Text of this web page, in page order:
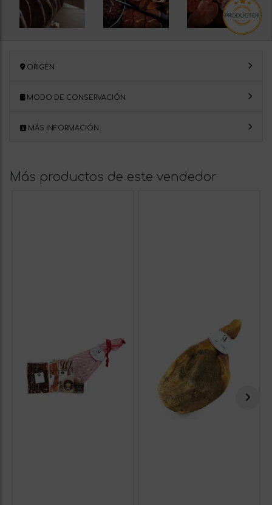
ORIGEN
MODO DE CONSERVACIÓN
MÁS INFORMACIÓN
Más productos de este vendedor